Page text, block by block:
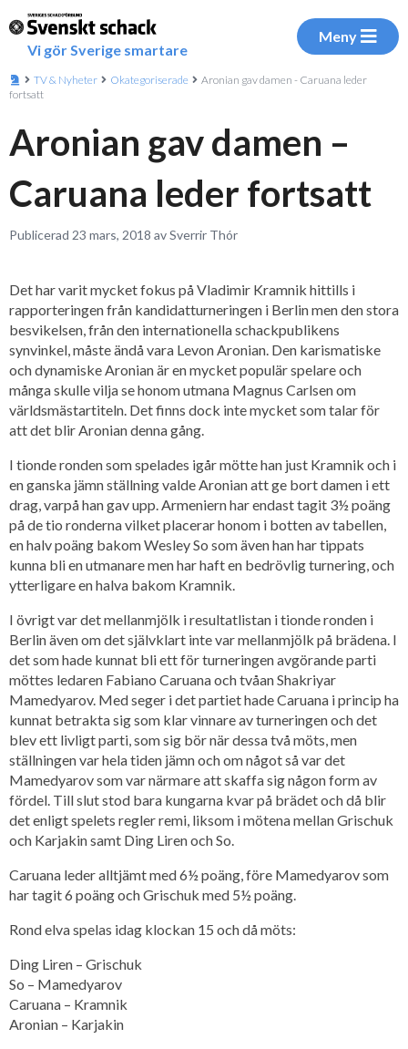
Vi gör Sverige smartare
Meny
TV & Nyheter Okategoriserade
Aronian gav damen - Caruana leder
fortsatt
Aronian gav damen –
Caruana leder fortsatt
Publicerad 23 mars, 2018 av Sverrir Thór
Det har varit mycket fokus på Vladimir Kramnik hittills i
rapporteringen från kandidatturneringen i Berlin men den stora
besvikelsen, från den internationella schackpublikens
synvinkel, måste ändå vara Levon Aronian. Den karismatiske
och dynamiske Aronian är en mycket populär spelare och
många skulle vilja se honom utmana Magnus Carlsen om
världsmästartiteln. Det finns dock inte mycket som talar för
att det blir Aronian denna gång.
I tionde ronden som spelades igår mötte han just Kramnik och i
en ganska jämn ställning valde Aronian att ge bort damen i ett
drag, varpå han gav upp. Armeniern har endast tagit 3½ poäng
på de tio ronderna vilket placerar honom i botten av tabellen,
en halv poäng bakom Wesley So som även han har tippats
kunna bli en utmanare men har haft en bedrövlig turnering, och
ytterligare en halva bakom Kramnik.
I övrigt var det mellanmjölk i resultatlistan i tionde ronden i
Berlin även om det självklart inte var mellanmjölk på brädena. I
det som hade kunnat bli ett för turneringen avgörande parti
möttes ledaren Fabiano Caruana och tvåan Shakriyar
Mamedyarov. Med seger i det partiet hade Caruana i princip ha
kunnat betrakta sig som klar vinnare av turneringen och det
blev ett livligt parti, som sig bör när dessa två möts, men
ställningen var hela tiden jämn och om något så var det
Mamedyarov som var närmare att skaffa sig någon form av
fördel. Till slut stod bara kungarna kvar på brädet och då blir
det enligt spelets regler remi, liksom i mötena mellan Grischuk
och Karjakin samt Ding Liren och So.
Caruana leder alltjämt med 6½ poäng, före Mamedyarov som
har tagit 6 poäng och Grischuk med 5½ poäng.
Rond elva spelas idag klockan 15 och då möts:
Ding Liren – Grischuk
So – Mamedyarov
Caruana – Kramnik
Aronian – Karjakin